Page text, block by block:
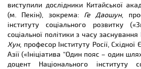
виступили дослідники Китайської
(м. Пекін), зокрема: Ге Даошун,
інституту соціального розвитку
соціальної політики з часу
Хун, професор Інституту Росії,
Азії («Ініціатива “Один пояс – один
доцент Національного інституту